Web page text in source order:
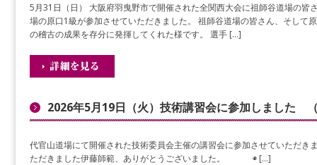
5月31日（日） 大阪府羽曳野市で開催された全関西大会に祖師谷道場の皆
場の原口1級が参加させていただきました。 祖師谷道場の皆さん、そして
の稽古の成果を存分に発揮してくれた様です。 選手 […]
2026年5月19日（火）技術講習会に参加しました
代官山道場にて開催された技術委員会主催の講習会に参加させていただき
ただきました伊藤師範、ありがとうございました。 ◉ […]